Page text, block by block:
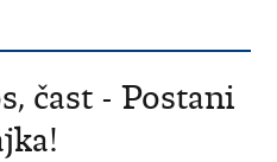
čast - Postani